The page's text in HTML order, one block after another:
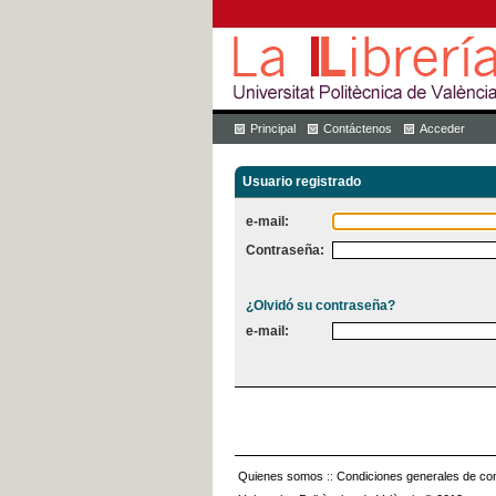
Principal Contáctenos Acceder
Usuario registrado
e-mail:
Contraseña:
¿Olvidó su contraseña?
e-mail:
Quienes somos :: Condiciones generales de